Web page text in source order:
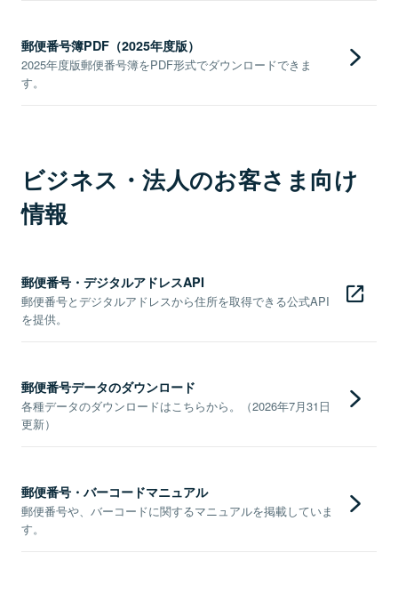
郵便番号簿PDF（2025年度版）
2025年度版郵便番号簿をPDF形式でダウンロードできま
す。
ビジネス・法人のお客さま向け
情報
郵便番号・デジタルアドレスAPI
郵便番号とデジタルアドレスから住所を取得できる公式API
を提供。
郵便番号データのダウンロード
各種データのダウンロードはこちらから。（2026年7月31日
更新）
郵便番号・バーコードマニュアル
郵便番号や、バーコードに関するマニュアルを掲載していま
す。